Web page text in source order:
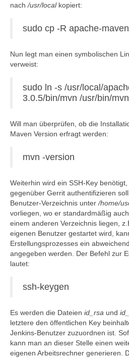
nach /usr/localkopiert:
sudo cp -R apache-
Nun legt man einen symbolischen
verweist:
sudo ln -s /usr/local/
3.0.5/bin/mvn /usr/bin/mvn
Will man überprüfen, ob die
Maven Version erfragt werden:
mvn -version
Weiterhin wird ein SSH-Key
gegenüber Gerrit authentifizieren
Benutzer-Verzeichnis unter /home/
vorliegen, wo er standardmäßig
einem anderen Verzeichnis liegen,
eigenen Benutzer gestartet wird,
Erstellungsprozesses ein
angegeben werden. Der Befehl zur
lautet:
ssh-keygen
Es werden die Dateien id_rsa und
letztere den öffentlichen Key
Jenkins-Benutzer zuzuordnen ist.
kann man an dieser Stelle einen
eigenen Arbeitsrechner generieren.